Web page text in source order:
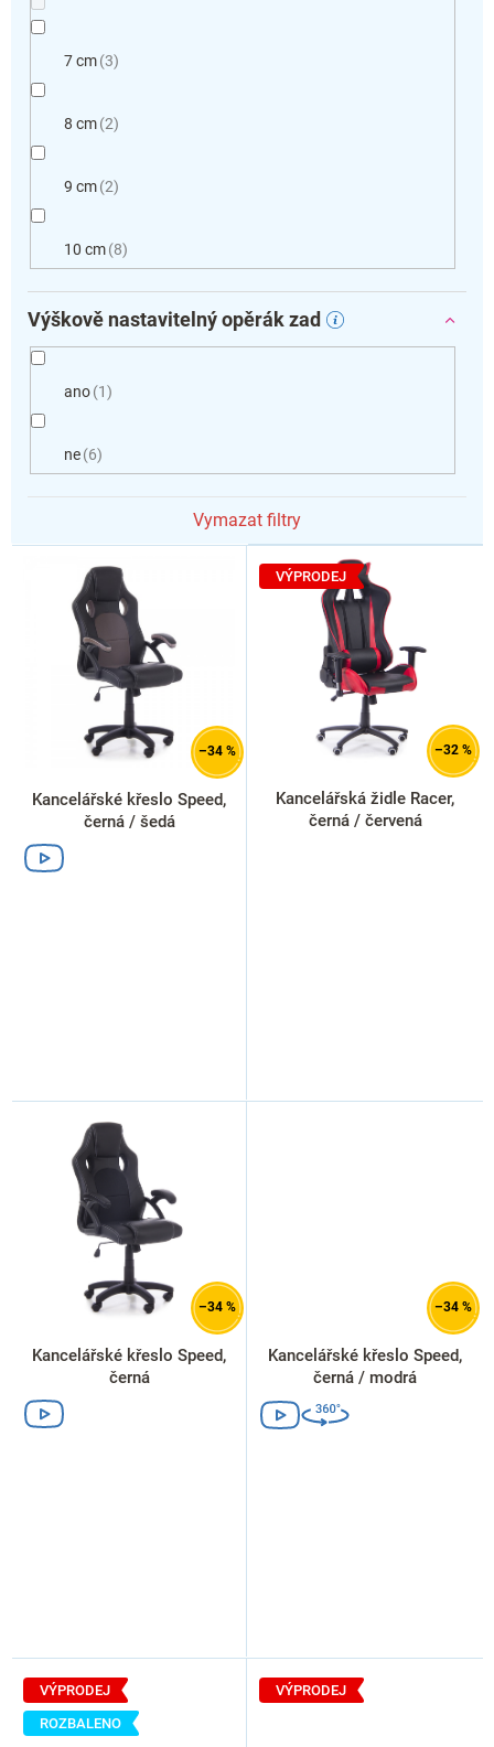
7 cm 3
8 cm 2
9 cm 2
10 cm 8
Výškově nastavitelný opěrák zad
ano 1
ne 6
Vymazat filtry
V
–34 %
Kancelářské křeslo Speed,
černá / šedá
VÝPRODEJ
–32 %
Kancelářská židle Racer,
černá / červená
–34 %
Kancelářské křeslo Speed,
černá
–34 %
Kancelářské křeslo Speed,
černá / modrá
VÝPRODEJ
ROZBALENO
VÝPRODEJ